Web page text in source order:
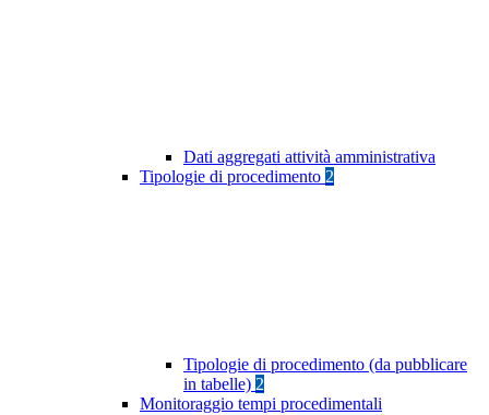
Dati aggregati attività amministrativa
Tipologie di procedimento 2
Tipologie di procedimento (da pubblicare
in tabelle) 2
Monitoraggio tempi procedimentali